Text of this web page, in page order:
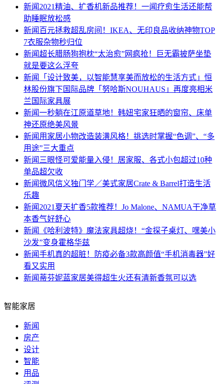
新闻2021精油、扩香机新品推荐！一闻疗愈生活还能帮
助睡眠放松感
新闻 百元拯救超乱房间！IKEA、无印良品收纳神物TOP
7衣服杂物秒归位
新闻超长腊肠狗抱枕“太治愈”网疯抢！巨无霸披萨坐垫
就是要这么浮夸
新闻
「设计致美，以智能慧享美而放松的生活方式」恒
林股份旗下国际品牌「努哈斯NOUHAUS」再度亮相米
兰国际家具展
新闻一秒躺在江原道草地！韩妞宅家狂晒的窗帘、床单
神还原绝美风景
新闻 用家居小物改造装潢风格！挑选时掌握“色调”、“多
用途”三大重点
新闻 三眼怪可爱能量入侵！居家服、各式小包超过10种
单品超欠收
新闻微风信义独门学／美式家居Crate & Barrel打造生活
乐趣
新闻2021夏天扩香5款推荐！Jo Malone、NAMUA干净草
本香气好舒心
新闻
《哈利波特》魔法家具超烧！“金探子桌灯、嘿美小
沙发”变身霍格华兹
新闻手机真的超脏！防疫必备3款高颜值“手机消毒器”好
看又实用
新闻 蒂芬妮蓝家居美得超生火还有清新香氛可以选
智能家居
新闻
房产
设计
智能
用品